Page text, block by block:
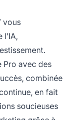
vous
Pro avec des
combinée
en fait
soucieuses